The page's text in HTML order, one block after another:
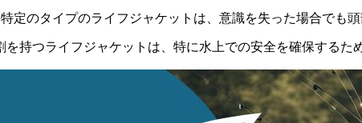
特定のタイプのライフジャケットは、意識を失った場合でも
を持つライフジャケットは、特に水上での安全を確保するた